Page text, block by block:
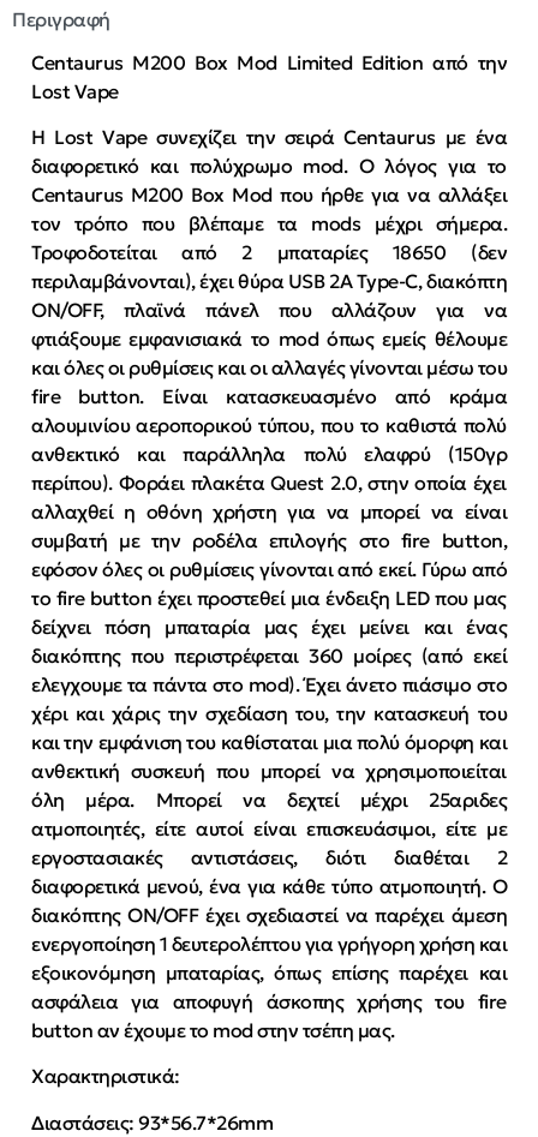
Περιγραφή
Centaurus M200 Box Mod Limited Edition από την
Lost Vape
Η Lost Vape συνεχίζει την σειρά Centaurus με ένα
διαφορετικό και πολύχρωμο mod. Ο λόγος για το
Centaurus M200 Box Mod που ήρθε για να αλλάξει
τον τρόπο που βλέπαμε τα mods μέχρι σήμερα.
Τροφοδοτείται από 2 μπαταρίες 18650 (δεν
περιλαμβάνονται), έχει θύρα USB 2A Type-C, διακόπτη
ON/OFF, πλαϊνά πάνελ που αλλάζουν για να
φτιάξουμε εμφανισιακά το mod όπως εμείς θέλουμε
και όλες οι ρυθμίσεις και οι αλλαγές γίνονται μέσω του
fire button. Είναι κατασκευασμένο από κράμα
αλουμινίου αεροπορικού τύπου, που το καθιστά πολύ
ανθεκτικό και παράλληλα πολύ ελαφρύ (150γρ
περίπου). Φοράει πλακέτα Quest 2.0, στην οποία έχει
αλλαχθεί η οθόνη χρήστη για να μπορεί να είναι
συμβατή με την ροδέλα επιλογής στο fire button,
εφόσον όλες οι ρυθμίσεις γίνονται από εκεί. Γύρω από
το fire button έχει προστεθεί μια ένδειξη LED που μας
δείχνει πόση μπαταρία μας έχει μείνει και ένας
διακόπτης που περιστρέφεται 360 μοίρες (από εκεί
ελεγχουμε τα πάντα στο mod). Έχει άνετο πιάσιμο στο
χέρι και χάρις την σχεδίαση του, την κατασκευή του
και την εμφάνιση του καθίσταται μια πολύ όμορφη και
ανθεκτική συσκευή που μπορεί να χρησιμοποιείται
όλη μέρα. Μπορεί να δεχτεί μέχρι 25αριδες
ατμοποιητές, είτε αυτοί είναι επισκευάσιμοι, είτε με
εργοστασιακές αντιστάσεις, διότι διαθέται 2
διαφορετικά μενού, ένα για κάθε τύπο ατμοποιητή. Ο
διακόπτης ON/OFF έχει σχεδιαστεί να παρέχει άμεση
ενεργοποίηση 1 δευτερολέπτου για γρήγορη χρήση και
εξοικονόμηση μπαταρίας, όπως επίσης παρέχει και
ασφάλεια για αποφυγή άσκοπης χρήσης του fire
button αν έχουμε το mod στην τσέπη μας.
Χαρακτηριστικά:
Διαστάσεις: 93*56.7*26mm